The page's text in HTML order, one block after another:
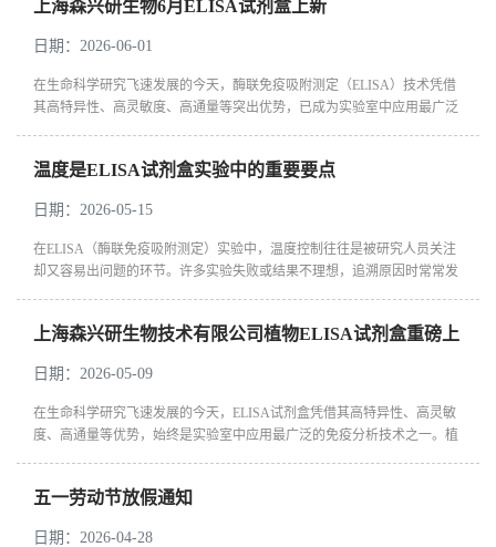
上海森兴研生物6月ELISA试剂盒上新
日期：2026-06-01
在生命科学研究飞速发展的今天，酶联免疫吸附测定（ELISA）技术凭借
其高特异性、高灵敏度、高通量等突出优势，已成为实验室中应用最广泛
温度是ELISA试剂盒实验中的重要要点
日期：2026-05-15
在ELISA（酶联免疫吸附测定）实验中，温度控制往往是被研究人员关注
却又容易出问题的环节。许多实验失败或结果不理想，追溯原因时常常发
上海森兴研生物技术有限公司植物ELISA试剂盒重磅上
新
日期：2026-05-09
在生命科学研究飞速发展的今天，ELISA试剂盒凭借其高特异性、高灵敏
度、高通量等优势，始终是实验室中应用最广泛的免疫分析技术之一。植
五一劳动节放假通知
日期：2026-04-28